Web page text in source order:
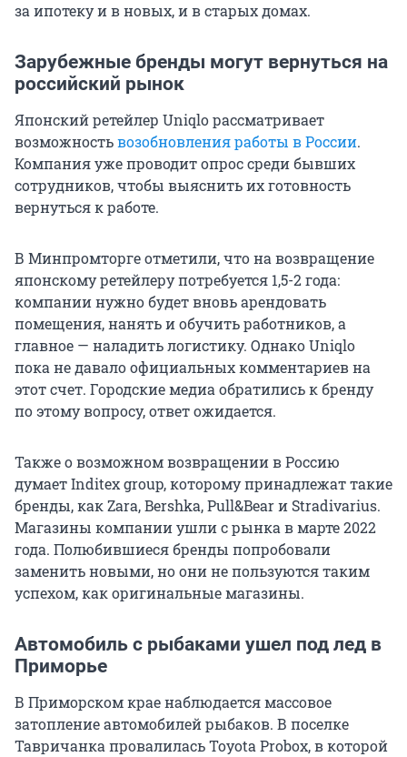
за ипотеку и в новых, и в старых домах.
Зарубежные бренды могут вернуться на
российский рынок
Японский ретейлер Uniqlo рассматривает
возможностьвозобновления работы в России.
Компания уже проводит опрос среди бывших
сотрудников, чтобы выяснить их готовность
вернуться к работе.
В Минпромторге отметили, что на возвращение
японскому ретейлеру потребуется 1,5-2 года:
компании нужно будет вновь арендовать
помещения, нанять и обучить работников, а
главное — наладить логистику. Однако Uniqlo
пока не давало официальных комментариев на
этот счет. Городские медиа обратились к бренду
по этому вопросу, ответ ожидается.
Также о возможном возвращении в Россию
думает Inditex group, которому принадлежат такие
бренды, как Zara, Bershka, Pull&Bear и Stradivarius.
Магазины компании ушли с рынка в марте 2022
года. Полюбившиеся бренды попробовали
заменить новыми, но они не пользуются таким
успехом, как оригинальные магазины.
Автомобиль с рыбаками ушел под лед в
Приморье
В Приморском крае наблюдается массовое
затопление автомобилей рыбаков. В поселке
Тавричанка провалилась Toyota Probox, в которой